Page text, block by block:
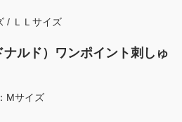
ナルド）ワンポイント刺しゅ
Mサイズ
/ ＬＬサイズ